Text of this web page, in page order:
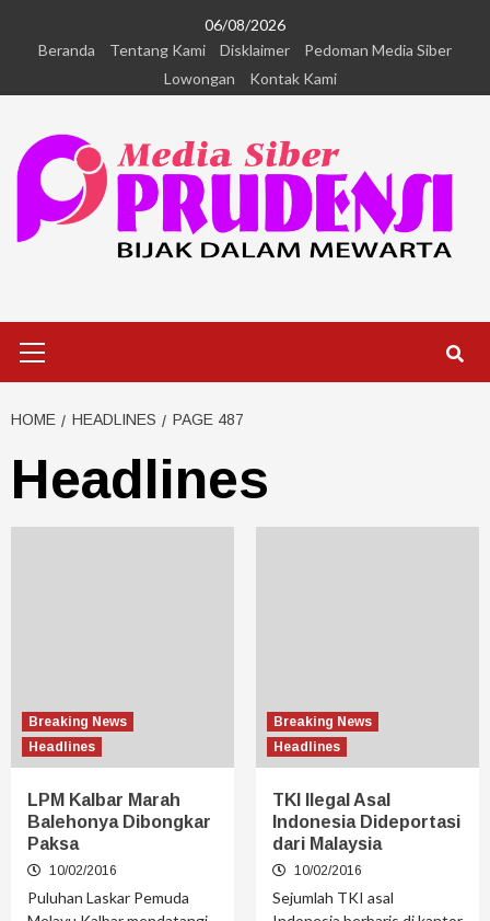
06/08/2026
Beranda
Tentang Kami Disklaimer
Pedoman Media Siber
Lowongan
Kontak Kami
HOME HEADLINES PAGE 487
Headlines
Breaking News
Headlines
LPM Kalbar Marah
Balehonya Dibongkar
Paksa
10/02/2016
Puluhan Laskar Pemuda
Breaking News
Headlines
TKI Ilegal Asal
Indonesia Dideportasi
dari Malaysia
10/02/2016
Sejumlah TKI asal